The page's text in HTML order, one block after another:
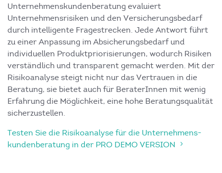
Unternehmenskundenberatung evaluiert
Unternehmensrisiken und den Versicherungsbedarf
durch intelligente Fragestrecken. Jede Antwort führt
zu einer Anpassung im Absicherungsbedarf und
individuellen Produktpriorisierungen, wodurch Risiken
verständlich und transparent gemacht werden. Mit der
Risikoanalyse steigt nicht nur das Vertrauen in die
Beratung, sie bietet auch für BeraterInnen mit wenig
Erfahrung die Möglichkeit, eine hohe Beratungsqualität
sicherzustellen.
Testen Sie die Risikoanalyse für die Unternehmens­
kundenberatung in der PRO DEMO VERSION